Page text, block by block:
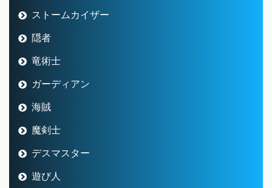
ストームカイザー
隠者
竜術士
ガーディアン
海賊
魔剣士
デスマスター
遊び人